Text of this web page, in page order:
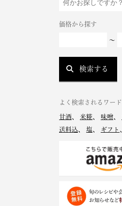
価格から探す
～
検索する
よく検索されるワード
甘酒 米糀 味噌
送料込
塩 ギフト